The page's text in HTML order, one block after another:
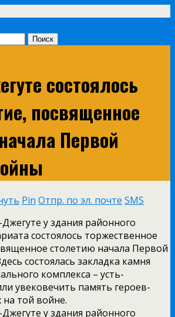
состоялось
посвященное
Первой
Pin Отпр. по эл. почте SMS
Джегуте у здания районного
состоялось торжественное
столетию начала Первой
состоялась закладка камня
комплекса – усть-
увековечить память героев-
той войне.
Джегуте у здания районного